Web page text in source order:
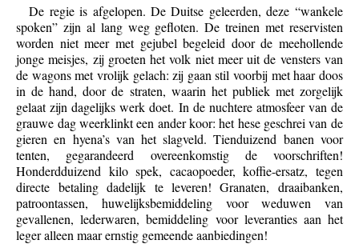
De regie is afgelopen. De Duitse geleerden, deze “wankele
spoken” zijn al lang weg gefloten. De treinen met reservisten
worden niet meer met gejubel begeleid door de meehollende
jonge meisjes, zij groeten het volk niet meer uit de vensters van
de wagons met vrolijk gelach: zij gaan stil voorbij met haar doos
in de hand, door de straten, waarin het publiek met zorgelijk
gelaat zijn dagelijks werk doet. In de nuchtere atmosfeer van de
grauwe dag weerklinkt een ander koor: het hese geschrei van de
gieren en hyena’s van het slagveld. Tienduizend banen voor
tenten, gegarandeerd overeenkomstig de voorschriften!
Honderdduizend kilo spek, cacaopoeder, koffie-ersatz, tegen
directe betaling dadelijk te leveren! Granaten, draaibanken,
patroontassen, huwelijksbemiddeling voor weduwen van
gevallenen, lederwaren, bemiddeling voor leveranties aan het
leger alleen maar ernstig gemeende aanbiedingen!